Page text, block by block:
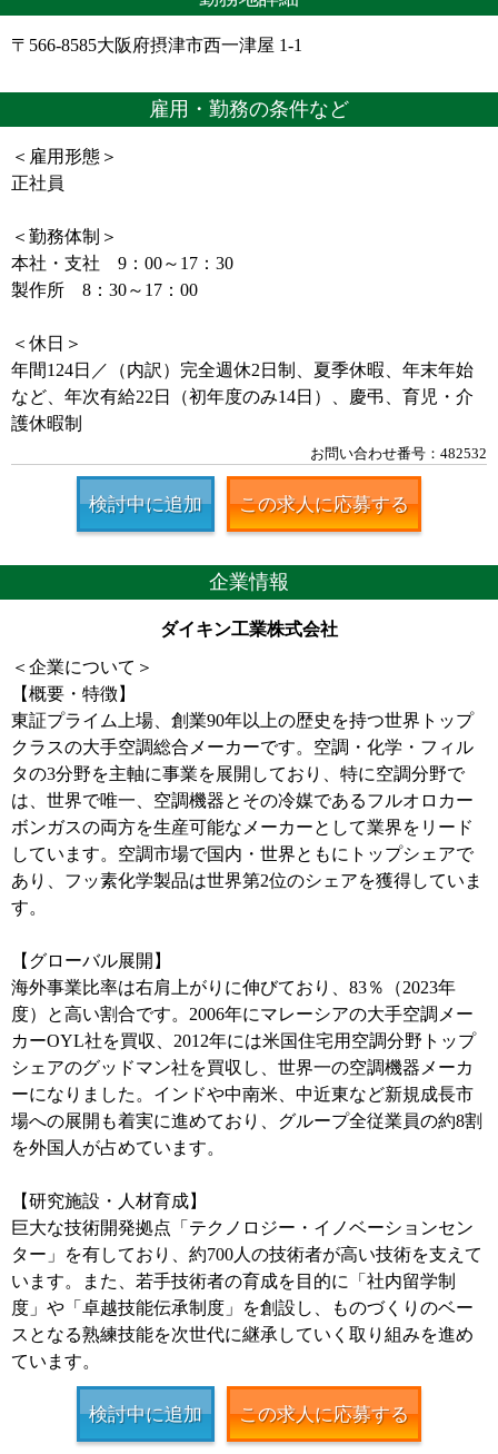
〒566-8585大阪府摂津市西一津屋 1-1
雇用・勤務の条件など
＜雇用形態＞
正社員
＜勤務体制＞
本社・支社 9：00～17：30
製作所 8：30～17：00
＜休日＞
年間124日／（内訳）完全週休2日制、夏季休暇、年末年始
など、年次有給22日（初年度のみ14日）、慶弔、育児・介
護休暇制
お問い合わせ番号：482532
検討中に追加 この求人に応募する
企業情報
ダイキン工業株式会社
＜企業について＞
【概要・特徴】
東証プライム上場、創業90年以上の歴史を持つ世界トップ
クラスの大手空調総合メーカーです。空調・化学・フィル
タの3分野を主軸に事業を展開しており、特に空調分野で
は、世界で唯一、空調機器とその冷媒であるフルオロカー
ボンガスの両方を生産可能なメーカーとして業界をリード
しています。空調市場で国内・世界ともにトップシェアで
あり、フッ素化学製品は世界第2位のシェアを獲得していま
す。
【グローバル展開】
海外事業比率は右肩上がりに伸びており、83％（2023年
度）と高い割合です。2006年にマレーシアの大手空調メー
カーOYL社を買収、2012年には米国住宅用空調分野トップ
シェアのグッドマン社を買収し、世界一の空調機器メーカ
ーになりました。インドや中南米、中近東など新規成長市
場への展開も着実に進めており、グループ全従業員の約8割
を外国人が占めています。
【研究施設・人材育成】
巨大な技術開発拠点「テクノロジー・イノベーションセン
ター」を有しており、約700人の技術者が高い技術を支えて
います。また、若手技術者の育成を目的に「社内留学制
度」や「卓越技能伝承制度」を創設し、ものづくりのベー
スとなる熟練技能を次世代に継承していく取り組みを進め
ています。
検討中に追加 この求人に応募する